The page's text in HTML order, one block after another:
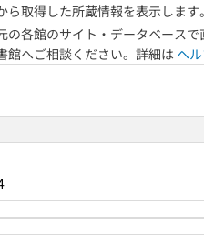
取得した所蔵情報を表示します。
各館のサイト・データベース
館へご相談ください。詳細は ヘ